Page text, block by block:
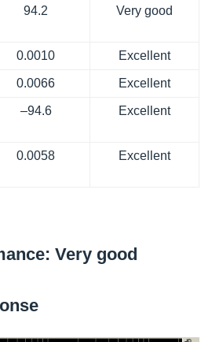
94.2 Very good
0.0010 Excellent
0.0066 Excellent
–94.6 Excellent
0.0058 Excellent
Very good